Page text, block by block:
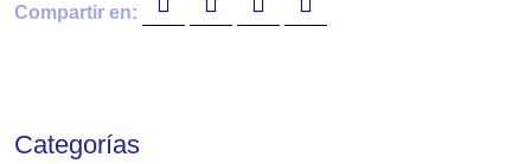
Compartir en:
Categorías